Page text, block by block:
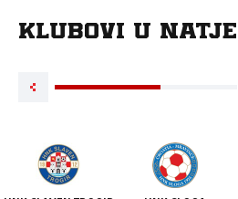
Klubovi u